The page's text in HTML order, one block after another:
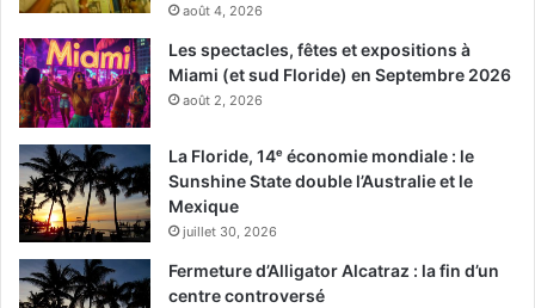
août 4, 2026
Les spectacles, fêtes et expositions à
Miami (et sud Floride) en Septembre 2026
août 2, 2026
La Floride, 14ᵉ économie mondiale : le
Sunshine State double l’Australie et le
Mexique
juillet 30, 2026
Fermeture d’Alligator Alcatraz : la fin d’un
centre controversé